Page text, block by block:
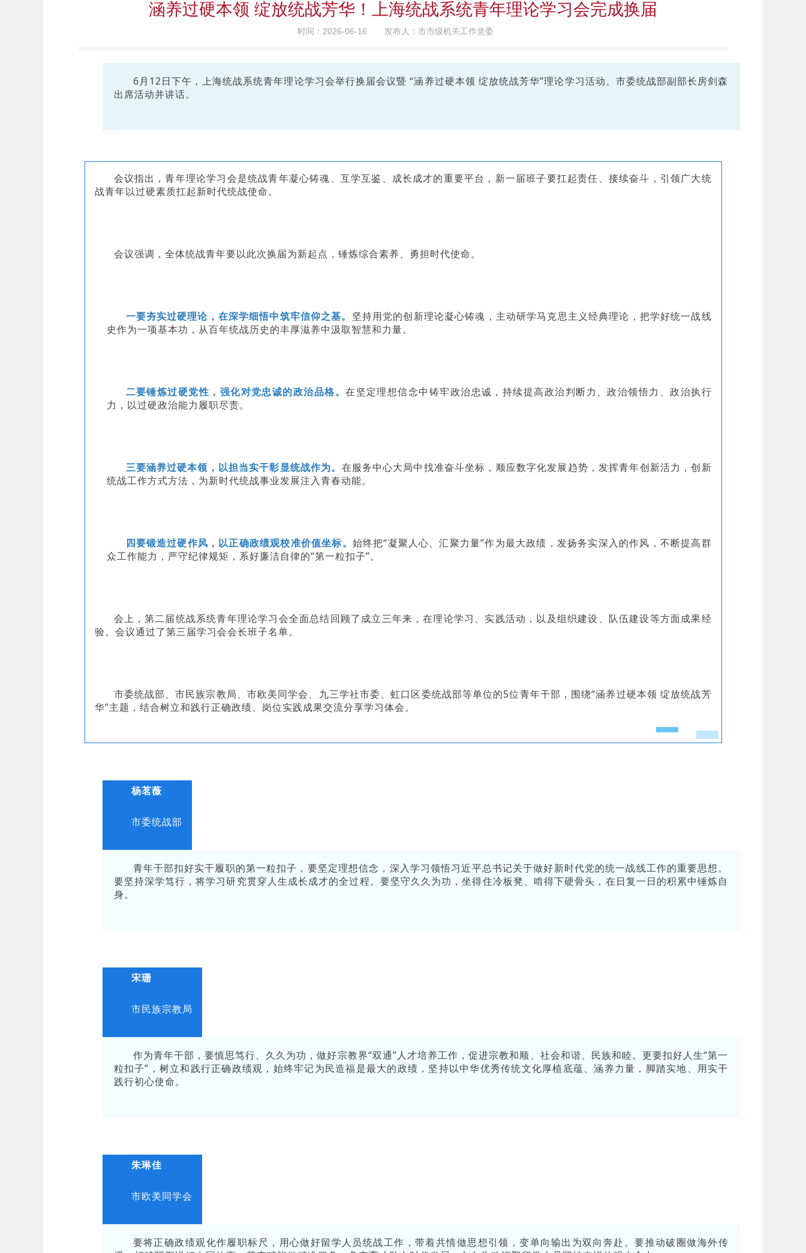
涵养过硬本领 绽放统战芳华！上海统战系统青年理论学习会完成换届
时间：2026-06-16 发布人：市市级机关工作党委
6月12日下午，上海统战系统青年理论学习会举行换届会议暨 “涵养过硬本领 绽放统战芳华”理论学习活动。市委统战部副部长房剑森
出席活动并讲话。
会议指出，青年理论学习会是统战青年凝心铸魂、互学互鉴、成长成才的重要平台，新一届班子要扛起责任、接续奋斗，引领广大统
战青年以过硬素质扛起新时代统战使命。
会议强调，全体统战青年要以此次换届为新起点，锤炼综合素养、勇担时代使命。
一要夯实过硬理论，在深学细悟中筑牢信仰之基。 坚持用党的创新理论凝心铸魂，主动研学马克思主义经典理论，把学好统一战线
史作为一项基本功，从百年统战历史的丰厚滋养中汲取智慧和力量。
二要锤炼过硬党性，强化对党忠诚的政治品格。在坚定理想信念中铸牢政治忠诚，持续提高政治判断力、政治领悟力、政治执行
力，以过硬政治能力履职尽责。
三要涵养过硬本领，以担当实干彰显统战作为。 在服务中心大局中找准奋斗坐标，顺应数字化发展趋势，发挥青年创新活力，创新
统战工作方式方法，为新时代统战事业发展注入青春动能。
四要锻造过硬作风，以正确政绩观校准价值坐标。 始终把“凝聚人心、汇聚力量”作为最大政绩，发扬务实深入的作风，不断提高群
众工作能力，严守纪律规矩，系好廉洁自律的“第一粒扣子”。
会上，第二届统战系统青年理论学习会全面总结回顾了成立三年来，在理论学习、实践活动，以及组织建设、队伍建设等方面成果经
验。会议通过了第三届学习会会长班子名单。
市委统战部、市民族宗教局、市欧美同学会、九三学社市委、虹口区委统战部等单位的5位青年干部，围绕“涵养过硬本领 绽放统战芳
华”主题，结合树立和践行正确政绩、岗位实践成果交流分享学习体会。
杨茗薇
市委统战部
青年干部扣好实干履职的第一粒扣子，要坚定理想信念，深入学习领悟习近平总书记关于做好新时代党的统一战线工作的重要思想。
要坚持深学笃行，将学习研究贯穿人生成长成才的全过程。要坚守久久为功，坐得住冷板凳、啃得下硬骨头，在日复一日的积累中锤炼自
身。
宋珊
市民族宗教局
作为青年干部，要慎思笃行、久久为功，做好宗教界“双通”人才培养工作，促进宗教和顺、社会和谐、民族和睦。更要扣好人生“第一
粒扣子”，树立和践行正确政绩观，始终牢记为民造福是最大的政绩，坚持以中华优秀传统文化厚植底蕴、涵养力量，脚踏实地、用实干
践行初心使命。
朱琳佳
市欧美同学会
要将正确政绩观化作履职标尺，用心做好留学人员统战工作，带着共情做思想引领，变单向输出为双向奔赴。要推动破圈做海外传